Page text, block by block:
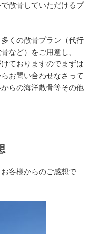
散骨していただけるプ
くの散骨プラン（代行
骨など）をご用意し、
ておりますのでまずは
らお問い合わせなさって
らの海洋散骨等その他
客様からのご感想で